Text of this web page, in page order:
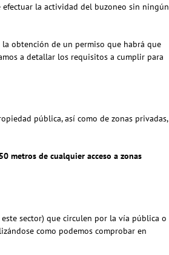
la actividad del buzoneo sin ningún
obtención de un permiso que habrá que
a detallar los requisitos a cumplir para
pública, así como de zonas privadas,
metros de cualquier acceso a zonas
este sector) que circulen por la vía pública o
como podemos comprobar en